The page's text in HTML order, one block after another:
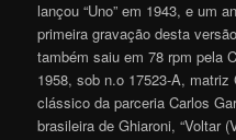
lançou “Uno” em 1943, e um
primeira gravação desta
também saiu em 78 rpm pela
1958, sob n.o 17523-A,
clássico da parceria Carlos
brasileira de Ghiaroni, “Voltar